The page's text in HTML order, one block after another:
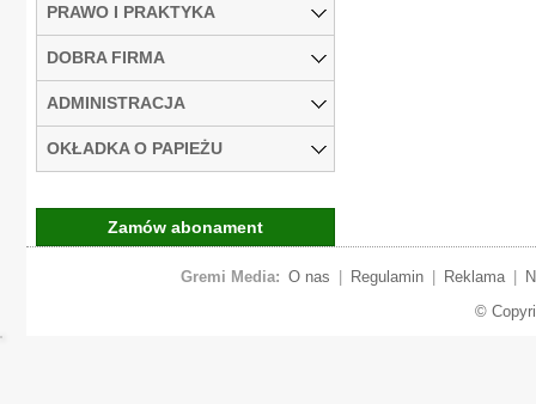
PRAWO I PRAKTYKA
DOBRA FIRMA
ADMINISTRACJA
OKŁADKA O PAPIEŻU
Zamów abonament
Gremi Media: O nas Regulamin Reklama
©